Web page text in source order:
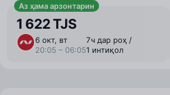
Аз ҳама арзонтарин
1 622 TJS
6 окт, вт
20:05 – 06:05
7 ⁠ч дар роҳ /
1 интиқол